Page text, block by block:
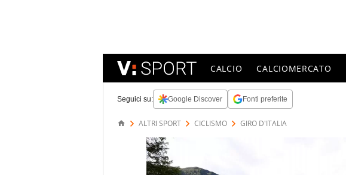
CALCIO CALCIOMERCATO
Seguici su: Google Discover Fonti preferite
ALTRI SPORT CICLISMO GIRO D'ITALIA